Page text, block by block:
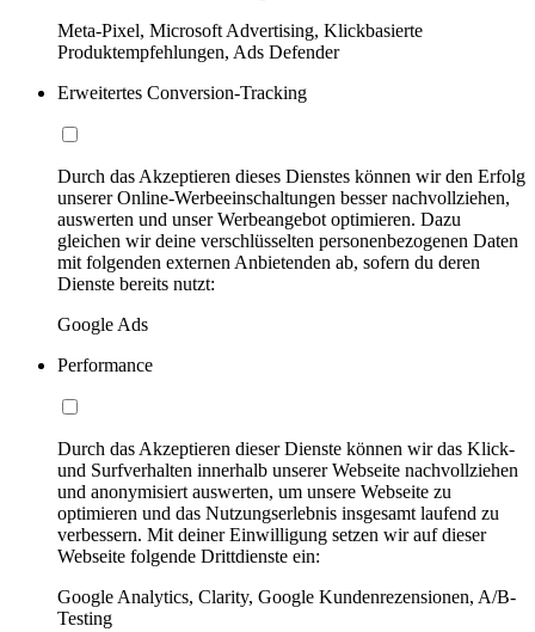
Meta-Pixel, Microsoft Advertising, Klickbasierte
Produktempfehlungen, Ads Defender
Erweitertes Conversion-Tracking
Durch das Akzeptieren dieses Dienstes können wir den Erfolg
unserer Online-Werbeeinschaltungen besser nachvollziehen,
auswerten und unser Werbeangebot optimieren. Dazu
gleichen wir deine verschlüsselten personenbezogenen Daten
mit folgenden externen Anbietenden ab, sofern du deren
Dienste bereits nutzt:
Google Ads
Performance
Durch das Akzeptieren dieser Dienste können wir das Klick-
und Surfverhalten innerhalb unserer Webseite nachvollziehen
und anonymisiert auswerten, um unsere Webseite zu
optimieren und das Nutzungserlebnis insgesamt laufend zu
verbessern. Mit deiner Einwilligung setzen wir auf dieser
Webseite folgende Drittdienste ein:
Google Analytics, Clarity, Google Kundenrezensionen, A/B-
Testing